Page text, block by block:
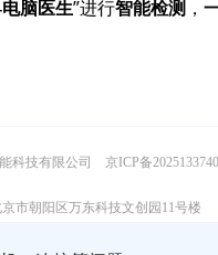
脑医生”进行智能检测 ，
科技有限公司 京ICP备
市朝阳区万东科技文创园11号楼